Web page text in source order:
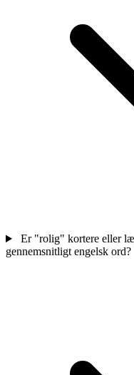
Er "rolig" kortere eller
gennemsnitligt engelsk ord?